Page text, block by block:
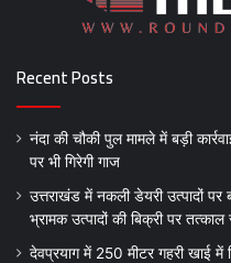
Recent Posts
नंदा की चौकी पुल मामले में बड़ी
पर भी गिरेगी गाज
उत्तराखंड में नकली डेयरी उत्पादों पर
भ्रामक उत्पादों की बिक्री पर तत्काल
देवप्रयाग में 250 मीटर गहरी खाई में